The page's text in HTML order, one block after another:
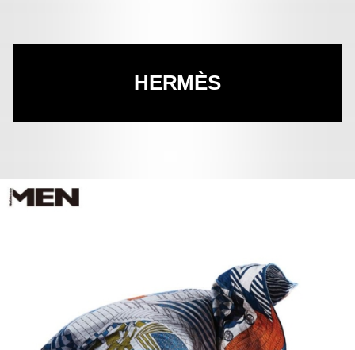
HERMÈS